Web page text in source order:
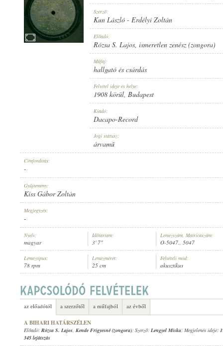
RÓZSA S. LAJOS ISMERETLEN ZENÉSZ (ZONGORA)
1908 KÖRÜL
LEMEZSZÁM:
Szerző:
Kun László - Erdélyi Zoltán
Előadó:
Rózsa S. Lajos, ismeretlen zenész (zongora)
Műfaj:
hallgató és csárdás
Felvétel ideje és helye:
1908 körül, Budapest
Kiadó:
Dacapo-Record
Jogi státusz:
árvamű
Címfordítás:
-
Gyűjtemény:
Kiss Gábor Zoltán
Megjegyzés:
-
Nyelv:
magyar
Időtartam:
3' 7"
Lemezszám, Matricaszám:
O-5047., 5047
Lemeztípus:
78 rpm
Lemezméret:
25 cm
Felvételi mód:
akusztikus
az előadótól a szerzőtől a műfajból az évből
A BIHARI HATÁRSZÉLEN
Előadó: Rózsa S. Lajos, Kende Frigyesné (zongora); Szerző: Lengyel Miska; Megjelenés ideje:
345 lejátszás